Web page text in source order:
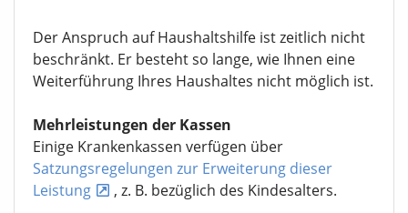
Der Anspruch auf Haushaltshilfe ist zeitlich nicht
beschränkt. Er besteht so lange, wie Ihnen eine
Weiterführung Ihres Haushaltes nicht möglich ist.
Mehrleistungen der Kassen
Einige Krankenkassen verfügen über
Satzungsregelungen zur Erweiterung dieser
Leistung
, z. B. bezüglich des Kindesalters.